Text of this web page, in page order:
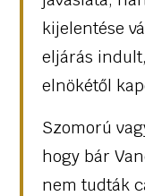
kijelentése
eljárás
elnökétől
Szomorú
hogy bár
nem tudták